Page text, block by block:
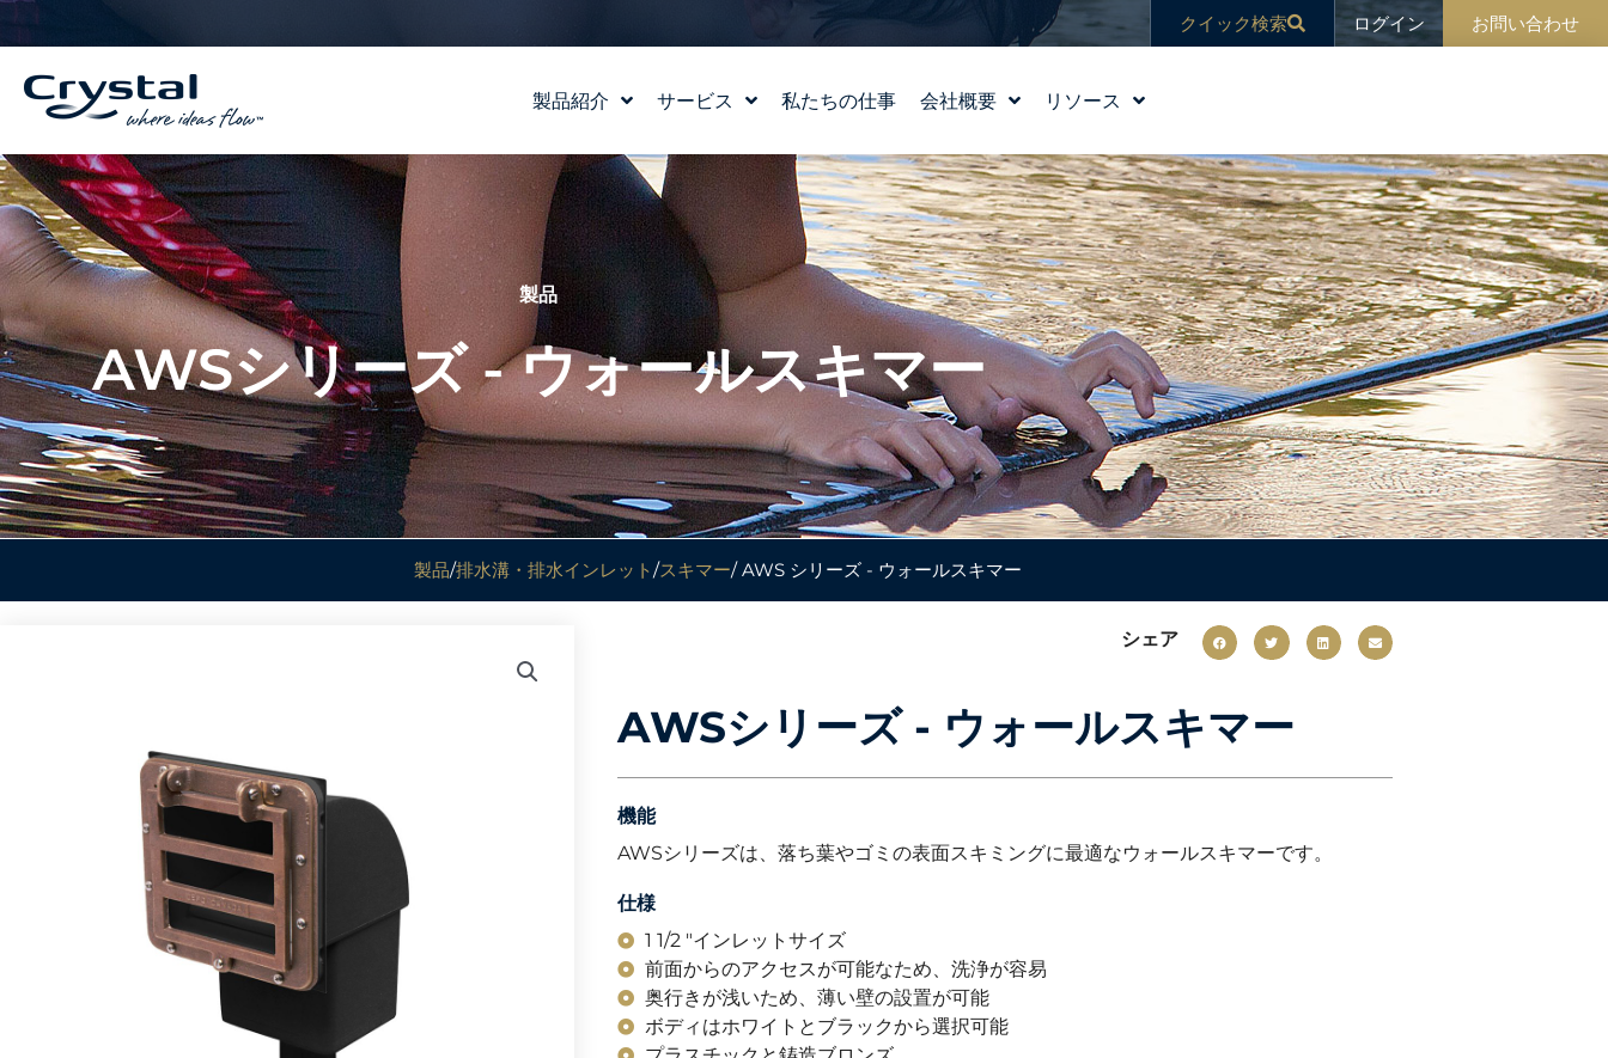
ス
ン
へ
ス
キ
ッ
プ
クイック検索 ログイン お問い合わせ
製品紹介 サービス
水場のデザイン
WATERLAB™
製品および技術サポート
私たちの仕事 会社概要
ストーリー
私たちの価値観
チーム紹介
採用情報
リソース
教育
ブログ
ニュース
製品
AWSシリーズ - ウォールスキマー
製品/排水溝・排水インレット/スキマー/ AWS シリーズ - ウォールスキマー
シェア
AWSシリーズ - ウォールスキマー
機能
AWSシリーズは、落ち葉やゴミの表面スキミングに最適なウォールスキマーです。
仕様
1 1/2 "インレットサイズ
前面からのアクセスが可能なため、洗浄が容易
奥行きが浅いため、薄い壁の設置が可能
ボディはホワイトとブラックから選択可能